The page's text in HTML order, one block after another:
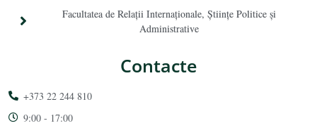
Facultatea de Relaţii Internaţionale, Ştiinţe Politice şi
Administrative
Contacte
+373 22 244 810
9:00 - 17:00